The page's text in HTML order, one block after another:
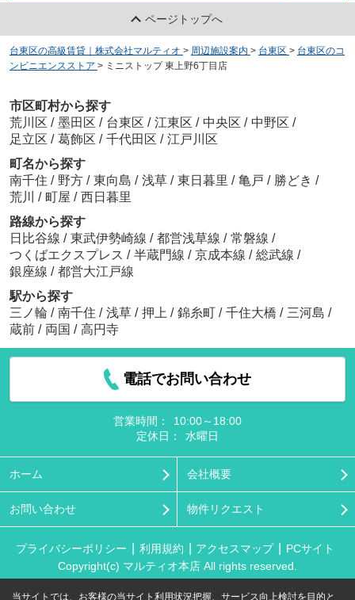
ページトップへ
台東区の高級賃貸｜株式会社マルティオ > 周辺施設案内 > 台東区 > 台東区のコ
ンビニエンスストア > ミニストップ 東上野6丁目店
市区町村から探す
荒川区 / 墨田区 / 台東区 / 江東区 / 中央区 / 中野区 /
足立区 / 葛飾区 / 千代田区 / 江戸川区
町名から探す
南千住 / 野方 / 東向島 / 浅草 / 東日暮里 / 亀戸 / 勝どき /
荒川 / 町屋 / 西日暮里
路線から探す
日比谷線 / 東武伊勢崎線 / 都営浅草線 / 常磐線 /
つくばエクスプレス / 半蔵門線 / 京成本線 / 総武線 /
銀座線 / 都営大江戸線
駅から探す
三ノ輪 / 南千住 / 浅草 / 押上 / 錦糸町 / 千住大橋 / 三河島 /
蔵前 / 両国 / 高円寺
電話でお問い合わせ
営業時間：
10:00～18:00
定休日：
水曜日
ホーム 会社概要
お問い合わせ 物件リクエスト
プライバシーポリシー 利用規約 アクセスマップ
PCサイト
Copyright(c) マルティオ本店 All rights reserved.
当サイトでは、お客様の当サイト利用状況把握、サービス向上検討を目的と